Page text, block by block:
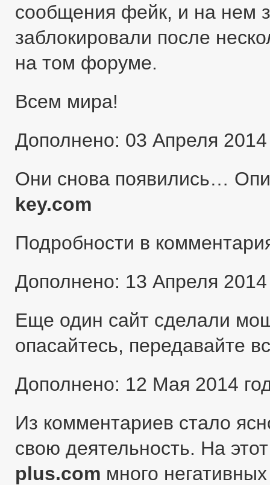
сообщения фейк, и на нем
заблокировали после
на том форуме.
Всем мира!
Дополнено: 03 Апреля 2014
Они снова появились…
key.com
Подробности в
Дополнено: 13 Апреля 2014
Еще один сайт сделали
опасайтесь, передавайте
Дополнено: 12 Мая 2014
Из комментариев стало
свою деятельность. На
plus.com много